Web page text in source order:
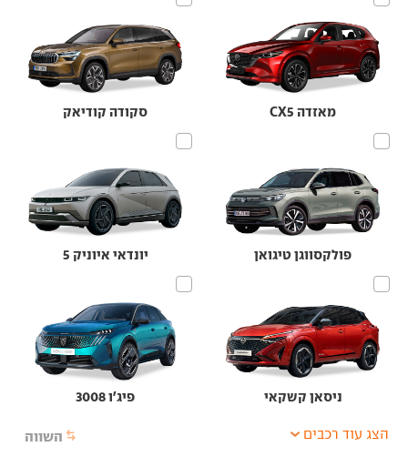
מאזדה CX5 סקודה קודיאק
פולקסווגן טיגואן יונדאי איוניק 5
ניסאן קשקאי פיג'ו 3008
השווה הצג עוד רכבים